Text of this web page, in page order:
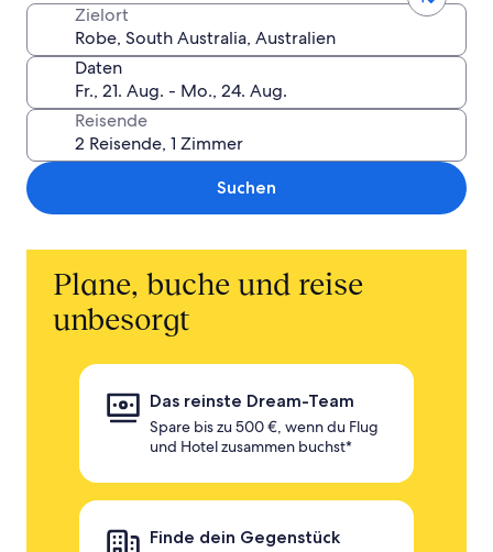
Zielort
Daten
Reisende
Suchen
Plane, buche und reise
unbesorgt
Das reinste Dream-Team
Spare bis zu 500 €, wenn du Flug
und Hotel zusammen buchst*
Finde dein Gegenstück